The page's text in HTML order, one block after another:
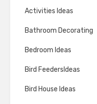
Activities Ideas
Bathroom Decorating
Bedroom Ideas
Bird FeedersIdeas
Bird House Ideas